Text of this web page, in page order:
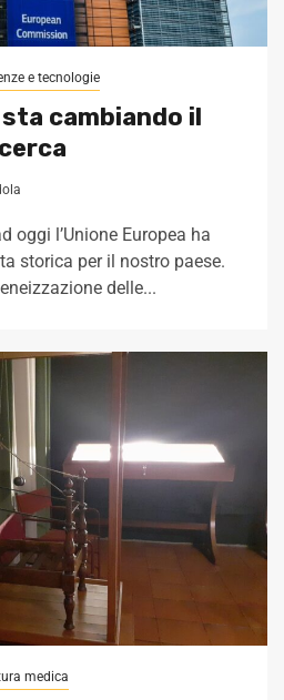
e tecnologie
sta cambiando il
oggi l’Unione Europea ha
storica per il nostro paese.
delle...
medica